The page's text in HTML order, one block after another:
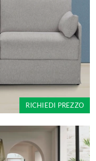
RICHIEDI PREZZO